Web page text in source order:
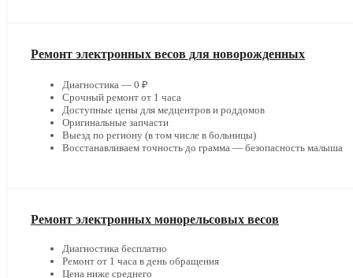
Ремонт электронных весов для новорожденных
Диагностика — 0 ₽
Срочный ремонт от 1 часа
Доступные цены для медцентров и роддомов
Оригинальные запчасти
Выезд по региону (в том числе в больницы)
Восстанавливаем точность до грамма — безопасность малыша
Ремонт электронных монорельсовых весов
Диагностика бесплатно
Ремонт от 1 часа в день обращения
Цена ниже среднего